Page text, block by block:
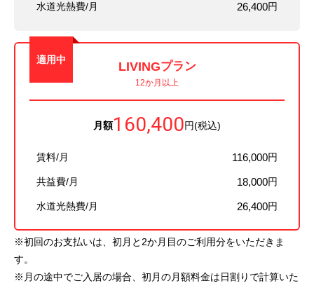
水道光熱費/月 26,400円
適用中 LIVINGプラン
12か月以上
月額160,400円(税込)
賃料/月 116,000円
共益費/月 18,000円
水道光熱費/月 26,400円
※初回のお支払いは、初月と2か月目のご利用分をいただきま
す。
※月の途中でご入居の場合、初月の月額料金は日割りで計算いた